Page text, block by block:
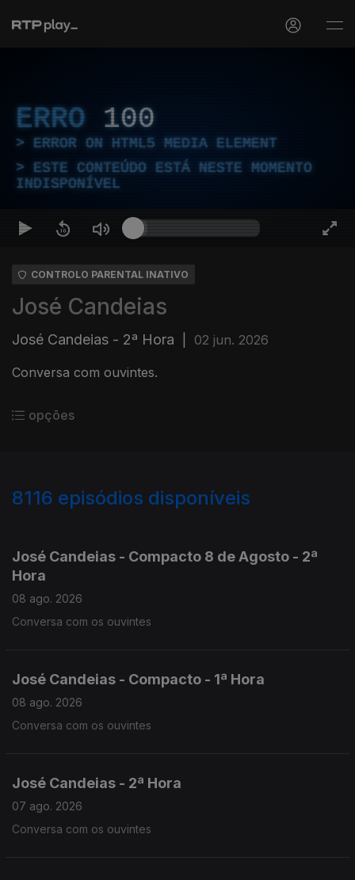
ERRO 100
ERROR ON HTML5 MEDIA ELEMENT
ESTE CONTEÚDO ESTÁ NESTE MOMENTO
INDISPONÍVEL
CONTROLO PARENTAL INATIVO
José Candeias
José Candeias - 2ª Hora 02 jun. 2026
Conversa com ouvintes.
opções
8116 episódios disponíveis
José Candeias - Compacto 8 de Agosto - 2ª
Hora
08 ago. 2026
Conversa com os ouvintes
José Candeias - Compacto - 1ª Hora
08 ago. 2026
Conversa com os ouvintes
José Candeias - 2ª Hora
07 ago. 2026
Conversa com os ouvintes